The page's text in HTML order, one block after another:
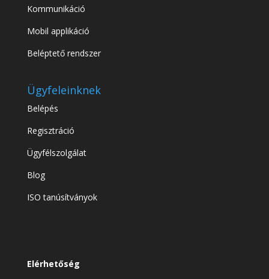
Kommunikáció
Mobil applikáció
Beléptető rendszer
Ügyfeleinknek
Belépés
Regisztráció
Ügyfélszolgálat
Blog
ISO tanúsítványok
Elérhetőség